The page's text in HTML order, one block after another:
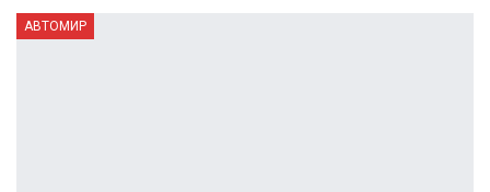
АВТОМИР